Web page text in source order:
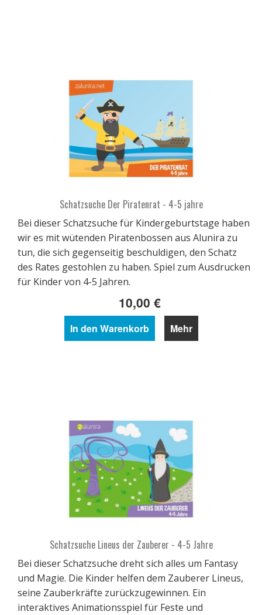
Schatzsuche Der Piratenrat - 4-5 jahre
Bei dieser Schatzsuche für Kindergeburtstage haben
wir es mit wütenden Piratenbossen aus Alunira zu
tun, die sich gegenseitig beschuldigen, den Schatz
des Rates gestohlen zu haben. Spiel zum Ausdrucken
für Kinder von 4-5 Jahren.
10,00 €
In den Warenkorb Mehr
Schatzsuche Lineus der Zauberer - 4-5 Jahre
Bei dieser Schatzsuche dreht sich alles um Fantasy
und Magie. Die Kinder helfen dem Zauberer Lineus,
seine Zauberkräfte zurückzugewinnen. Ein
interaktives Animationsspiel für Feste und